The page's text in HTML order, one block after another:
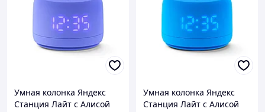
Умная колонка Яндекс
Станция Лайт с Алисой
Умная колонка Яндекс
Станция Лайт с Алисой